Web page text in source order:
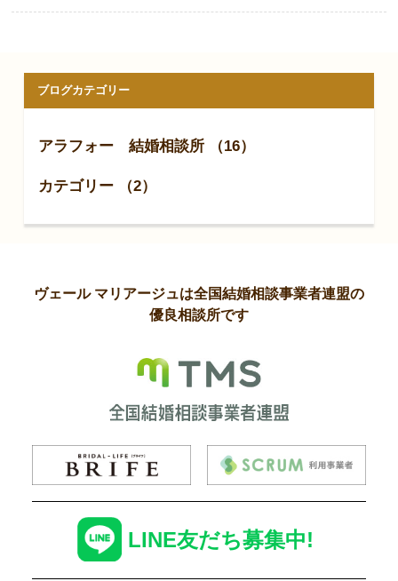
ブログカテゴリー
アラフォー 結婚相談所 （16）
カテゴリー （2）
ヴェール マリアージュは全国結婚相談事業者連盟の
優良相談所です
LINE友だち募集中!